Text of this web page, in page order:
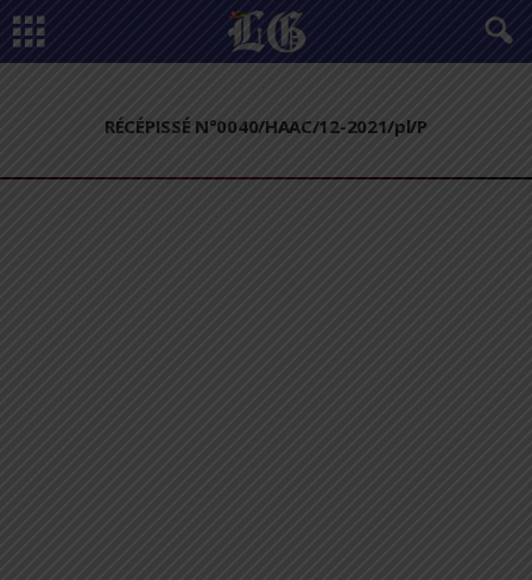
RÉCÉPISSÉ N°0040/HAAC/12-2021/pl/P